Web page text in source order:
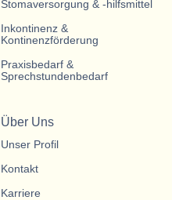
Stomaversorgung & -hilfsmittel
Inkontinenz &
Kontinenzförderung
Praxisbedarf &
Sprechstundenbedarf
Über Uns
Unser Profil
Kontakt
Karriere